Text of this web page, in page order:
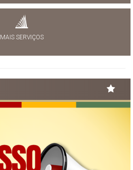
MAIS SERVIÇOS